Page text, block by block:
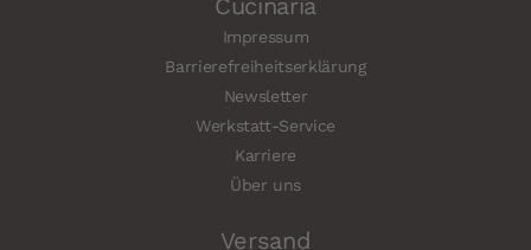
Cucinaria
Impressum
Barrierefreiheitserklärung
Newsletter
Werkstatt-Service
Karriere
Über uns
Versand